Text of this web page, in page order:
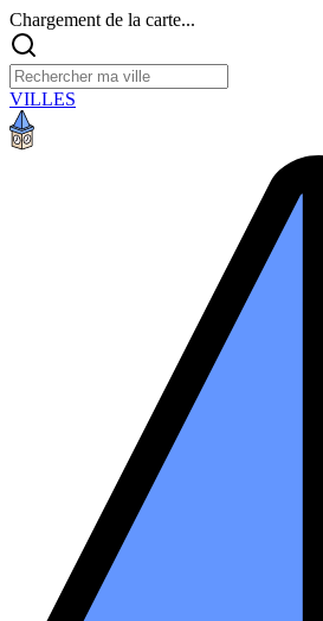
Chargement de la carte...
VILLES